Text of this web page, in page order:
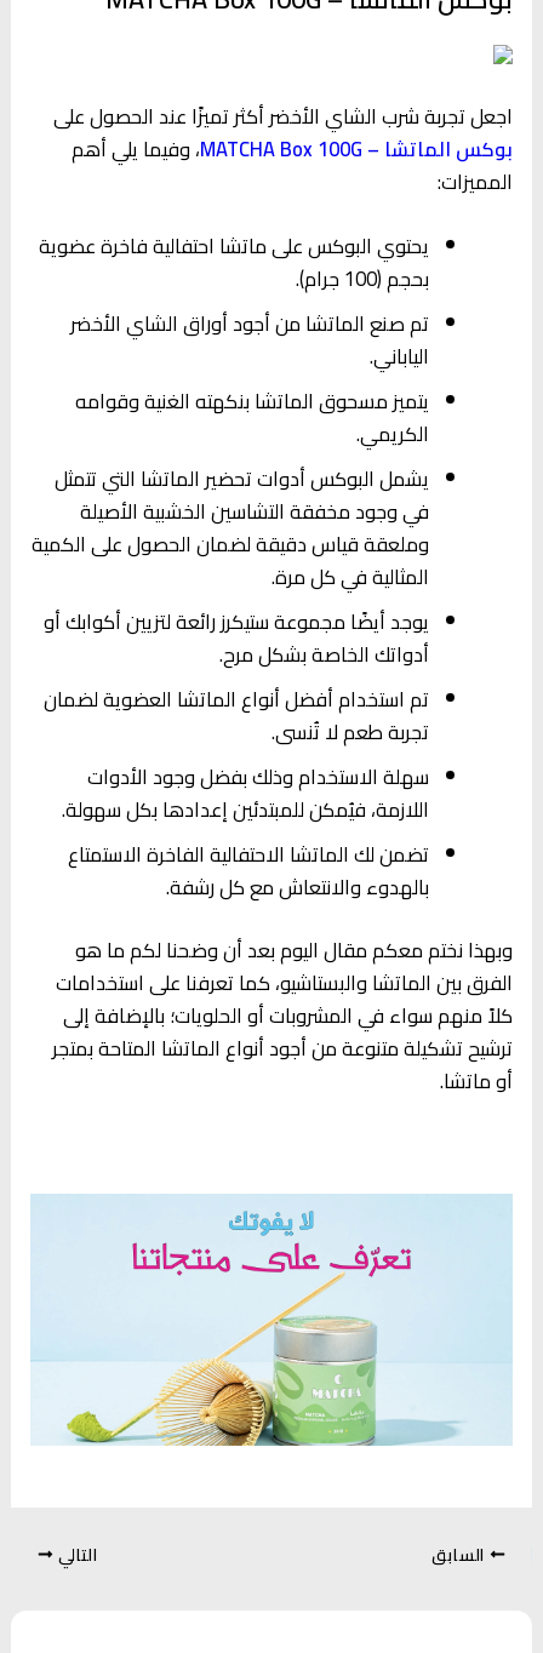
اجعل تجربة شرب الشاي الأخضر أكثر تميزًا عند الحصول على
بوكس الماتشا – MATCHA Box 100G
، وفيما يلي أهم
المميزات:
يحتوي البوكس على ماتشا احتفالية فاخرة عضوية
بحجم (100 جرام).
تم صنع الماتشا من أجود أوراق الشاي الأخضر
الياباني.
يتميز مسحوق الماتشا بنكهته الغنية وقوامه
الكريمي.
يشمل البوكس أدوات تحضير الماتشا التي تتمثل
في وجود مخفقة التشاسين الخشبية الأصيلة
وملعقة قياس دقيقة لضمان الحصول على الكمية
المثالية في كل مرة.
يوجد أيضًا مجموعة ستيكرز رائعة لتزيين أكوابك أو
أدواتك الخاصة بشكل مرح.
تم استخدام أفضل أنواع الماتشا العضوية لضمان
تجربة طعم لا تُنسى.
سهلة الاستخدام وذلك بفضل وجود الأدوات
اللازمة، فيُمكن للمبتدئين إعدادها بكل سهولة.
تضمن لك الماتشا الاحتفالية الفاخرة الاستمتاع
بالهدوء والانتعاش مع كل رشفة.
وبهذا نختم معكم مقال اليوم بعد أن وضحنا لكم ما هو
الفرق بين الماتشا والبستاشيو، كما تعرفنا على استخدامات
كلاً منهم سواء في المشروبات أو الحلويات؛ بالإضافة إلى
ترشيح تشكيلة متنوعة من أجود أنواع الماتشا المتاحة بمتجر
أو ماتشا.
السابق التالي